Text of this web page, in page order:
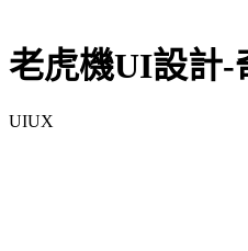
老虎機UI設計-
UIUX